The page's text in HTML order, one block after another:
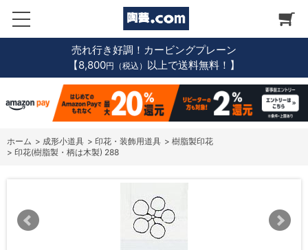
売れ行き好調！カービングプレーン
【8,800円（税込） 以上で送料無料！】
ホーム > 成形小道具 > 印花・装飾用道具 > 樹脂製印花
> 印花(樹脂製・柄は木製) 288